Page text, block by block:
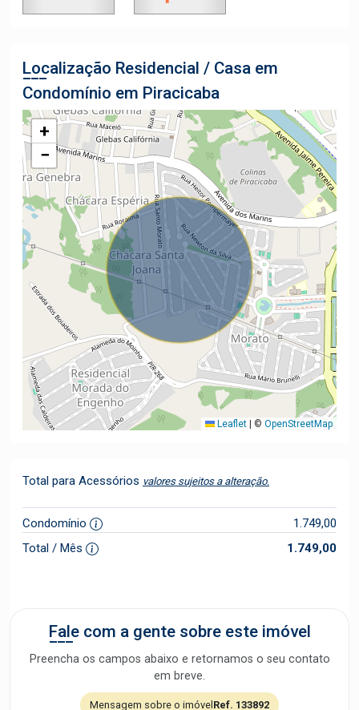
Localização Residencial / Casa em
Condomínio em Piracicaba
+
−
Leaflet | © OpenStreetMap
Total para Acessórios valores sujeitos a alteração.
Condomínio
1.749,00
Total / Mês
1.749,00
Fale com a gente sobre este imóvel
Preencha os campos abaixo e retornamos o seu contato
em breve.
Mensagem sobre o imóvelRef. 133892